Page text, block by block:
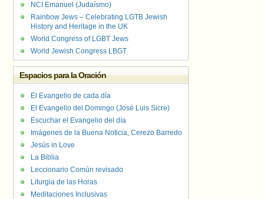
NCI Emanuel (Judaísmo)
Rainbow Jews – Celebrating LGTB Jewish
History and Heritage in the UK
World Congress of LGBT Jews
World Jewish Congress LBGT
Espacios para la Oración
El Evangelio de cada día
El Evangelio del Domingo (José Luis Sicre)
Escuchar el Evangelio del día
Imágenes de la Buena Noticia, Cerezo Barredo
Jesús in Love
La Biblia
Leccionario Común revisado
Liturgia de las Horas
Meditaciones Inclusivas